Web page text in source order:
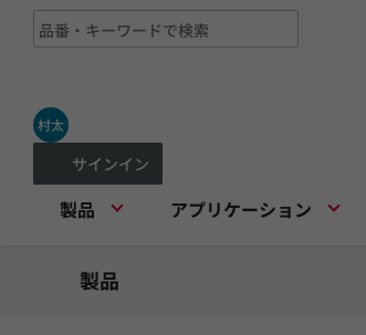
村太
サインイン
製品 アプリケーション
製品